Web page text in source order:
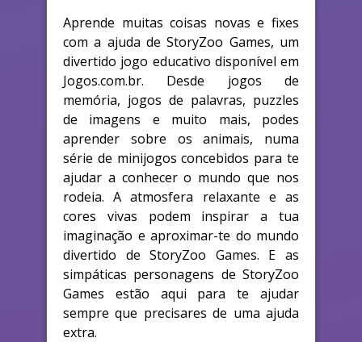
Aprende muitas coisas novas e fixes
com a ajuda de StoryZoo Games, um
divertido jogo educativo disponível em
Jogos.com.br. Desde jogos de
memória, jogos de palavras, puzzles
de imagens e muito mais, podes
aprender sobre os animais, numa
série de minijogos concebidos para te
ajudar a conhecer o mundo que nos
rodeia. A atmosfera relaxante e as
cores vivas podem inspirar a tua
imaginação e aproximar-te do mundo
divertido de StoryZoo Games. E as
simpáticas personagens de StoryZoo
Games estão aqui para te ajudar
sempre que precisares de uma ajuda
extra.